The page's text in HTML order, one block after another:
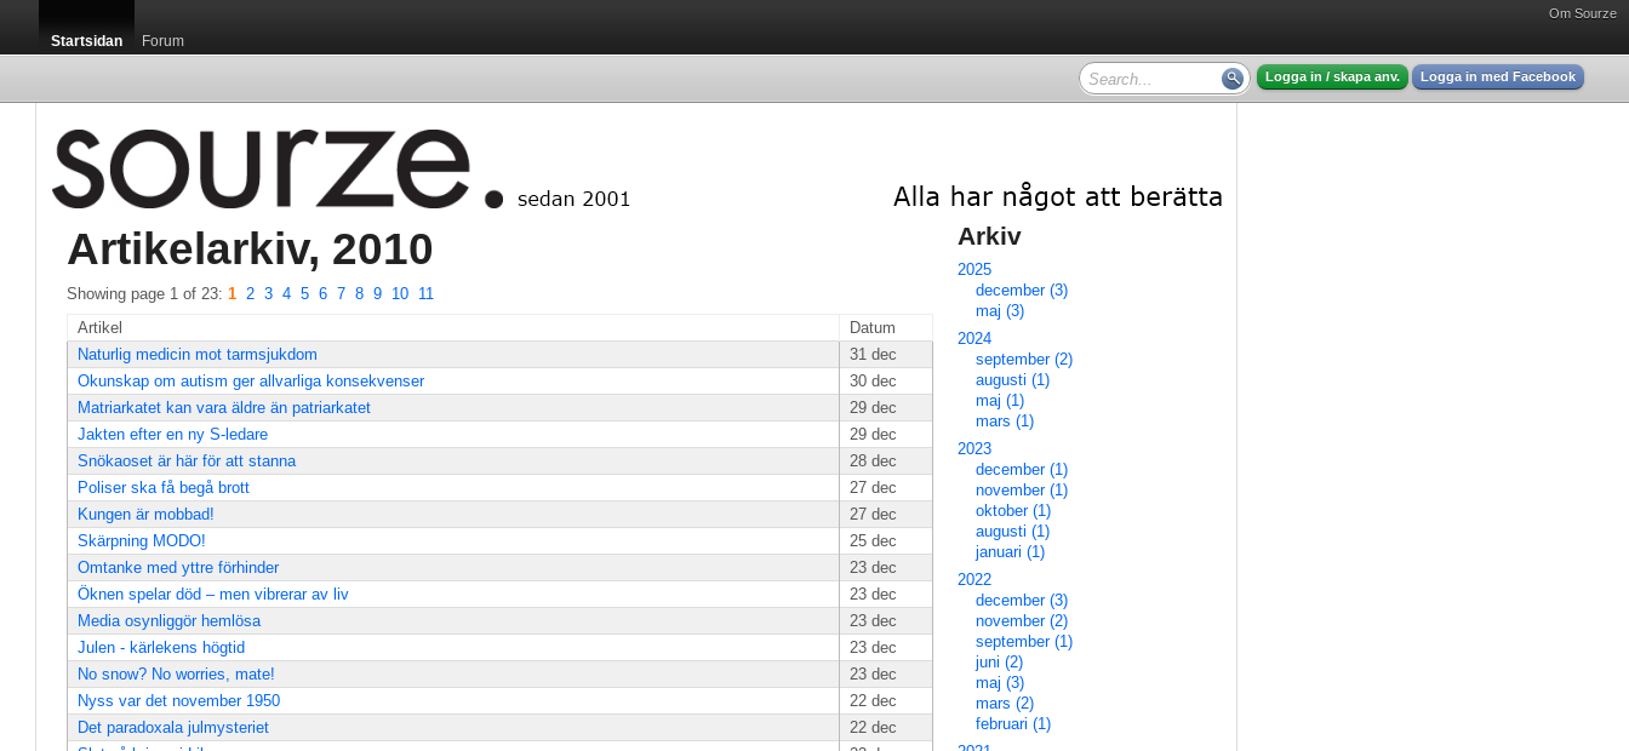
Om Sourze
Startsidan Forum
Logga in / skapa anv. Logga in med Facebook
Artikelarkiv, 2010
Showing page 1 of 23: 1 2 3 4 5 6 7 8 9 10 11
Artikel
Datum
Naturlig medicin mot tarmsjukdom
31 dec
Okunskap om autism ger allvarliga konsekvenser
30 dec
Matriarkatet kan vara äldre än patriarkatet
29 dec
Jakten efter en ny S-ledare
29 dec
Snökaoset är här för att stanna
28 dec
Poliser ska få begå brott
27 dec
Kungen är mobbad!
27 dec
Skärpning MODO!
25 dec
Omtanke med yttre förhinder
23 dec
Öknen spelar död – men vibrerar av liv
23 dec
Media osynliggör hemlösa
23 dec
Julen - kärlekens högtid
23 dec
No snow? No worries, mate!
23 dec
Nyss var det november 1950
22 dec
Det paradoxala julmysteriet
22 dec
Arkiv
2025
december (3)
maj (3)
2024
september (2)
augusti (1)
maj (1)
mars (1)
2023
december (1)
november (1)
oktober (1)
augusti (1)
januari (1)
2022
december (3)
november (2)
september (1)
juni (2)
maj (3)
mars (2)
februari (1)